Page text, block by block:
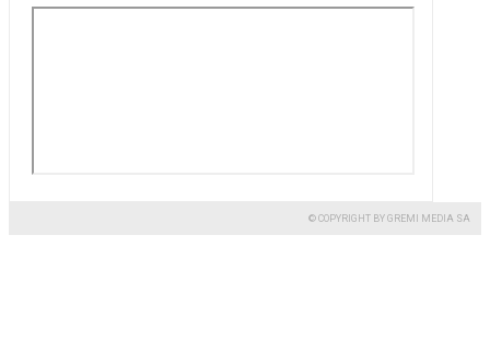
© COPYRIGHT BY GREMI MEDIA SA